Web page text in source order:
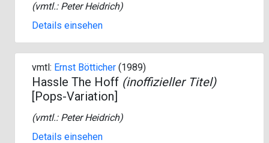
(vmtl.: Peter Heidrich)
Details einsehen
vmtl: Ernst Bötticher (1989)
Hassle The Hoff (inoffizieller Titel)
[Pops-Variation]
(vmtl.: Peter Heidrich)
Details einsehen